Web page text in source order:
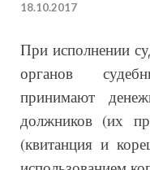
18.10.2017
При исполнении
органов
принимают
должников (их
(квитанция и